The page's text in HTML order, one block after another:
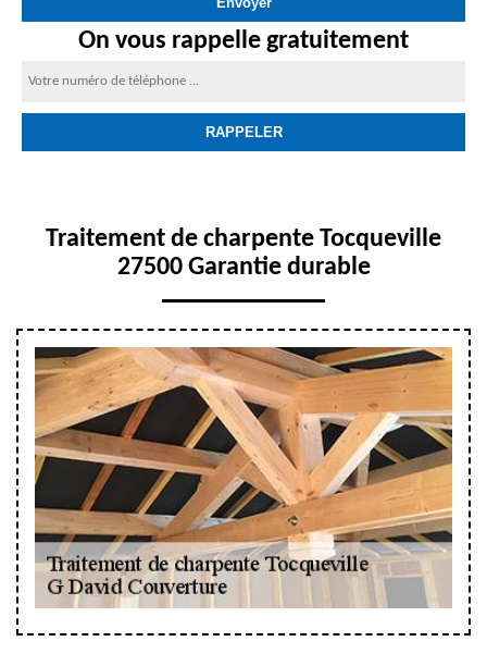
On vous rappelle gratuitement
Traitement de charpente Tocqueville
27500 Garantie durable